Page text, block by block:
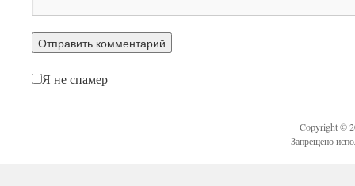
Я не спамер
Copyright ©
Запрещено